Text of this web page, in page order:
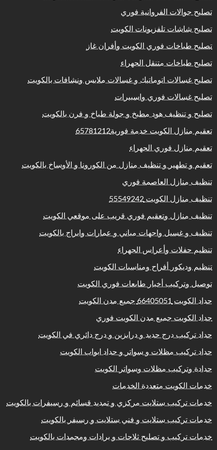
تصليح جوالات الفروانية فوري
تصليح شاشات تلفزيونات الكويت
تصليح طباخات فوري الكويت وأفران غاز
تصليح طباخات متنقل الجهراء
تصليح غسالات اتوماتيك و غسالات ملابس ونشافات بالكويت
تصليح غسالات فوري واسبيرات
تصليح و تنظيف هود مطبخ و جولة طباخ و فرن بالكويت
تعقيم منازل الكويت خدمة فورية65781212
تعقيم منازل فوري الجهراء
تعقيم و تطهير و تنظيف منازل من الكورونا و الأوساخ بالكويت
تنظيف منازل العاصمة فوري
تنظيف منازل الكويت 55549242
تنظيف منازل وتعقيم فوري قريب على موقعي الكويت
تنظيف و غسيل واجهات مباني و عمارات وابراج بالكويت
تنظيم حفلات وأعراس الجهراء
تنظيم وديكور أفراح ومناسبات الكويت
توصيل وتركيب أخبار طابعات فوري الكويت
حداد الكويت 66405051 جميع مدن الكويت
حداد الكويت جميع مدن الكويت فوري
حداد تركيب درج حديد و درابزين و درج دائري في الكويت
حداد تركيب مظلات و سواتر و حداد ابواب الكويت
حدادة وتركيب مظلات وسواتر الكويت
خدمات الكويت متعددة الخدمات
خدمات تركيب ستلايت مركزي و تمديد قسائم و رسيفرات بالكويت
خدمات تركيب ستلايت و فني ستلايت و رسيفر بالكويت
خدمات تركيب و تصليح ثلاجات و برادات ومجمدات بالكويت